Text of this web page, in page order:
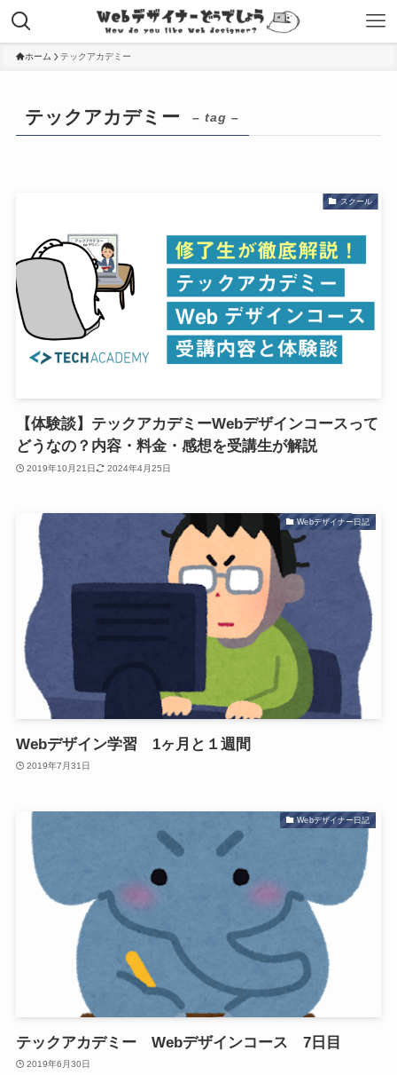
ホーム テックアカデミー
テックアカデミー – tag –
スクール
【体験談】テックアカデミーWebデザインコースって
どうなの？内容・料金・感想を受講生が解説
2019年10月21日 2024年4月25日
Webデザイナー日記
Webデザイン学習 1ヶ月と１週間
2019年7月31日
Webデザイナー日記
テックアカデミー Webデザインコース 7日目
2019年6月30日